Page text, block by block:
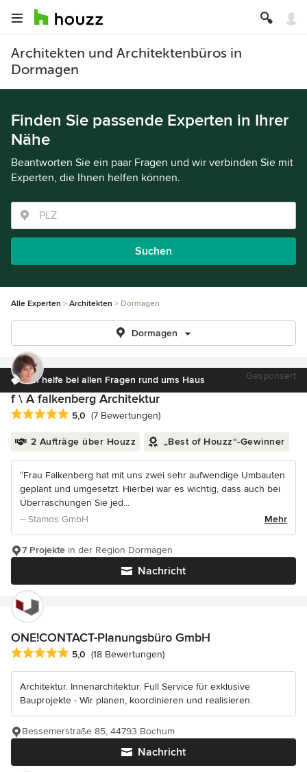
Architekten und Architektenbüros in
Dormagen
Finden Sie passende Experten in Ihrer
Nähe
Beantworten Sie ein paar Fragen und wir verbinden Sie mit
Experten, die Ihnen helfen können.
Suchen
Alle Experten Architekten Dormagen
Dormagen
Ich helfe bei allen Fragen rund ums Haus Gesponsert
f \ A falkenberg Architektur
Durchschnittliche Bewertung: 5 von 5 Sternen
5,0 (7 Bewertungen)
2 Aufträge über Houzz „Best of Houzz“-Gewinner
“Frau Falkenberg hat mit uns zwei sehr aufwendige Umbauten
geplant und umgesetzt. Hierbei war es wichtig, dass auch bei
Überraschungen Sie jed...
– Stamos GmbH
Mehr
Nachricht
7 Projekte in der Region Dormagen
ONE!CONTACT-Planungsbüro GmbH
Durchschnittliche Bewertung: 5 von 5 Sternen
5,0 (18 Bewertungen)
Architektur. Innenarchitektur. Full Service für exklusive
Bauprojekte - Wir planen, koordinieren und realisieren.
Nachricht
Bessemerstraße 85, 44793 Bochum